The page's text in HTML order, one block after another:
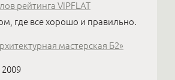
рейтинга VIPFLAT
где все хорошо и правильно.
мастерская Б2»
2009